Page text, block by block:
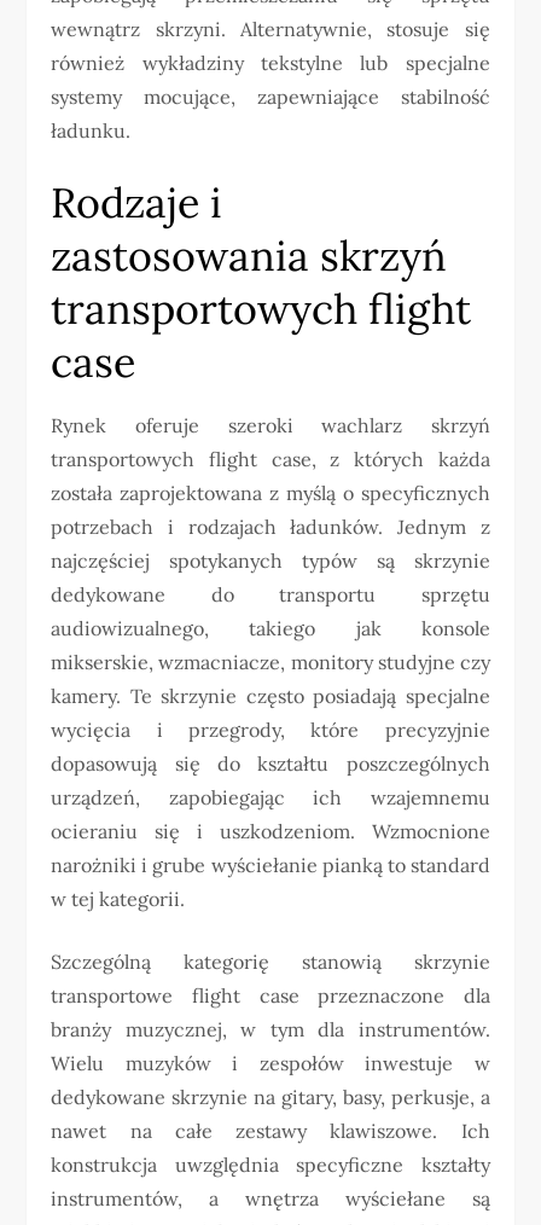
wewnątrz skrzyni. Alternatywnie, stosuje się
również wykładziny tekstylne lub specjalne
systemy mocujące, zapewniające stabilność
ładunku.
Rodzaje i
zastosowania skrzyń
transportowych flight
case
Rynek oferuje szeroki wachlarz skrzyń
transportowych flight case, z których każda
została zaprojektowana z myślą o specyficznych
potrzebach i rodzajach ładunków. Jednym z
najczęściej spotykanych typów są skrzynie
dedykowane do transportu sprzętu
audiowizualnego, takiego jak konsole
mikserskie, wzmacniacze, monitory studyjne czy
kamery. Te skrzynie często posiadają specjalne
wycięcia i przegrody, które precyzyjnie
dopasowują się do kształtu poszczególnych
urządzeń, zapobiegając ich wzajemnemu
ocieraniu się i uszkodzeniom. Wzmocnione
narożniki i grube wyściełanie pianką to standard
w tej kategorii.
Szczególną kategorię stanowią skrzynie
transportowe flight case przeznaczone dla
branży muzycznej, w tym dla instrumentów.
Wielu muzyków i zespołów inwestuje w
dedykowane skrzynie na gitary, basy, perkusje, a
nawet na całe zestawy klawiszowe. Ich
konstrukcja uwzględnia specyficzne kształty
instrumentów, a wnętrza wyściełane są